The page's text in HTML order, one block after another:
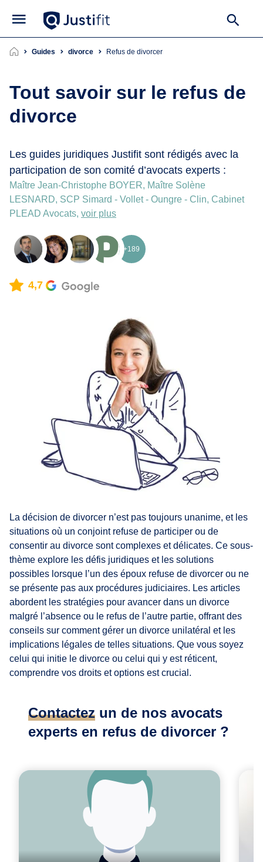
Guides divorce refus de divorcer
Tout savoir sur le refus de
divorce
Les guides juridiques Justifit sont rédigés avec la
participation de son comité d’avocats experts :
Maître Jean-Christophe BOYER, Maître Solène
LESNARD, SCP Simard - Vollet - Oungre - Clin, Cabinet
PLEAD Avocats, voir plus
+189
4,7
La décision de divorcer n’est pas toujours unanime, et les
situations où un conjoint refuse de participer ou de
consentir au divorce sont complexes et délicates. Ce sous-
thème explore les défis juridiques et les solutions
possibles lorsque l’un des époux refuse de divorcer ou ne
se présente pas aux procédures judiciaires. Les articles
abordent les stratégies pour avancer dans un divorce
malgré l’absence ou le refus de l’autre partie, offrant des
conseils sur comment gérer un divorce unilatéral et les
implications légales de telles situations. Que vous soyez
celui qui initie le divorce ou celui qui y est réticent,
comprendre vos droits et options est crucial.
Contactez un de nos avocats
experts en refus de divorcer ?